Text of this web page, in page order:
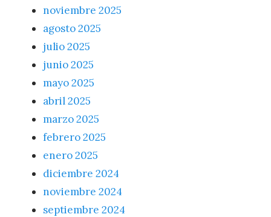
noviembre 2025
agosto 2025
julio 2025
junio 2025
mayo 2025
abril 2025
marzo 2025
febrero 2025
enero 2025
diciembre 2024
noviembre 2024
septiembre 2024